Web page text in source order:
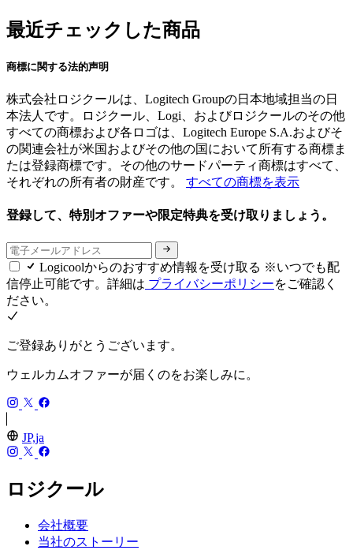
最近チェックした商品
商標に関する法的声明
株式会社ロジクールは、Logitech Groupの日本地域担当の日
本法人です。ロジクール、Logi、およびロジクールのその他
すべての商標および各ロゴは、Logitech Europe S.A.およびそ
の関連会社が米国およびその他の国において所有する商標ま
たは登録商標です。その他のサードパーティ商標はすべて、
それぞれの所有者の財産です。 すべての商標を表示
登録して、特別オファーや限定特典を受け取りましょう。
Logicoolからのおすすめ情報を受け取る ※いつでも配
信停止可能です。詳細は プライバシーポリシーをご確認く
ださい。
ご登録ありがとうございます。
ウェルカムオファーが届くのをお楽しみに。
JP,ja
ロジクール
会社概要
当社のストーリー